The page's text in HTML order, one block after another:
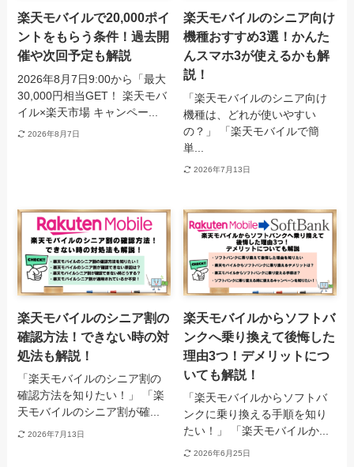
楽天モバイルで20,000ポイ
ントをもらう条件！過去開
催や次回予定も解説
2026年8月7日9:00から「最大
30,000円相当GET！ 楽天モバ
イル×楽天市場 キャンペー...
2026年8月7日
楽天モバイルのシニア向け
機種おすすめ3選！かんた
んスマホ3が使えるかも解
説！
「楽天モバイルのシニア向け
機種は、どれが使いやすい
の？」 「楽天モバイルで簡
単...
2026年7月13日
楽天モバイルのシニア割の
確認方法！できない時の対
処法も解説！
「楽天モバイルのシニア割の
確認方法を知りたい！」 「楽
天モバイルのシニア割が確...
2026年7月13日
楽天モバイルからソフトバ
ンクへ乗り換えて後悔した
理由3つ！デメリットにつ
いても解説！
「楽天モバイルからソフトバ
ンクに乗り換える手順を知り
たい！」 「楽天モバイルか...
2026年6月25日